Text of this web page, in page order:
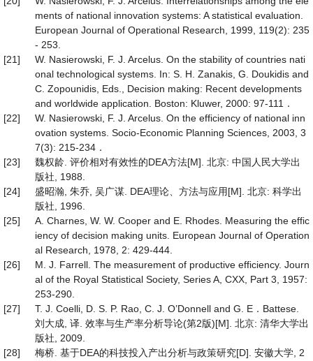
ments of national innovation systems: A statistical evaluation.
European Journal of Operational Research, 1999, 119(2): 235
- 253.
[21]
W. Nasierowski, F. J. Arcelus. On the stability of countries nati
onal technological systems. In: S. H. Zanakis, G. Doukidis and
C. Zopounidis, Eds., Decision making: Recent developments
and worldwide application. Boston: Kluwer, 2000: 97-111．
[22]
W. Nasierowski, F. J. Arcelus. On the efficiency of national inn
ovation systems. Socio-Economic Planning Sciences, 2003, 3
7(3): 215-234．
[23]
魏权龄. 评价相对有效性的DEA方法[M]. 北京: 中国人民大学出
版社, 1988.
[24]
盛昭瀚, 朱乔, 吴广谋. DEA理论、方法与应用[M]. 北京: 科学出
版社, 1996.
[25]
A. Charnes, W. W. Cooper and E. Rhodes. Measuring the effic
iency of decision making units. European Journal of Operation
al Research, 1978, 2: 429-444.
[26]
M. J. Farrell. The measurement of productive efficiency. Journ
al of the Royal Statistical Society, Series A, CXX, Part 3, 1957:
253-290.
[27]
T. J. Coelli, D. S. P. Rao, C. J. O’Donnell and G. E．Battese.
刘大成, 译. 效率与生产率分析导论(第2版)[M]. 北京: 清华大学出
版社, 2009.
[28]
梅桥. 基于DEA的科技投入产出分析与政策研究[D]. 安徽大学, 2